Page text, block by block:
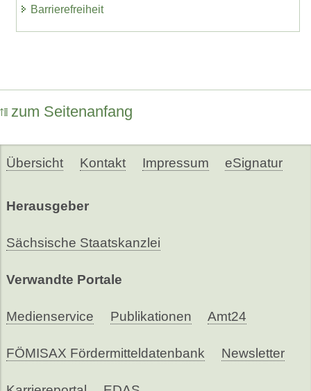
Barrierefreiheit
zum Seitenanfang
Übersicht Kontakt Impressum eSignatur
Herausgeber
Sächsische Staatskanzlei
Verwandte Portale
Medienservice Publikationen Amt24
FÖMISAX Fördermitteldatenbank Newsletter